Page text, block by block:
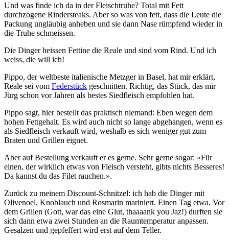
Und was finde ich da in der Fleischtruhe? Total mit Fett
durchzogene Rindersteaks. Aber so was von fett, dass die Leute die
Packung ungläubig anheben und sie dann Nase rümpfend wieder in
die Truhe schmeissen.
Die Dinger heissen Fettine die Reale und sind vom Rind. Und ich
weiss, die will ich!
Pippo, der weltbeste italienische Metzger in Basel, hat mir erklärt,
Reale sei vom Federstück geschnitten. Richtig, das Stück, das mir
Jürg schon vor Jahren als bestes Siedfleisch empfohlen hat.
Pippo sagt, hier bestellt das praktisch niemand: Eben wegen dem
hohen Fettgehalt. Es wird auch nicht so lange abgehangen, wenn es
als Siedfleisch verkauft wird, weshalb es sich weniger gut zum
Braten und Grillen eignet.
Aber auf Bestellung verkauft er es gerne. Sehr gerne sogar: «Für
einen, der wirklich etwas von Fleisch versteht, gibts nichts Besseres!
Da kannst du das Filet rauchen.».
Zurück zu meinem Discount-Schnitzel: ich hab die Dinger mit
Olivenoel, Knoblauch und Rosmarin mariniert. Einen Tag etwa. Vor
dem Grillen (Gott, war das eine Glut, thaaaank you Jaz!) durften sie
sich dann etwa zwei Stunden an die Raumtemperatur anpassen.
Gesalzen und gepfeffert wird erst auf dem Teller.